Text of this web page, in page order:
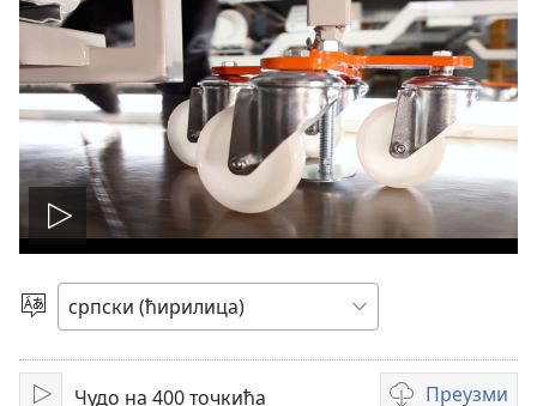
Покрени
филм
Изаберите
језик
Чудо на 400 точкића Преузми